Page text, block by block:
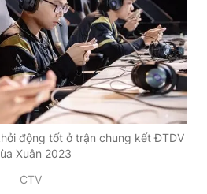
Liên hệ quảng cáo
0908 780 404
RSS Tòa soạn Chính sách bảo
Toàn
trực: Hải Thành
Dũng
Hưng
Trung
GP - BTTTT cấp ngày 24.3.2020
động tốt ở trận chung kết ĐTDV
Xuân 2023
CTV